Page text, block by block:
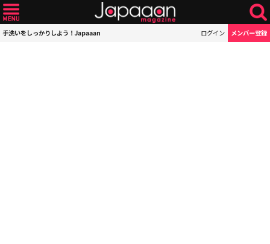
手洗いをしっかりしよう！Japaaan ログイン メンバー登録